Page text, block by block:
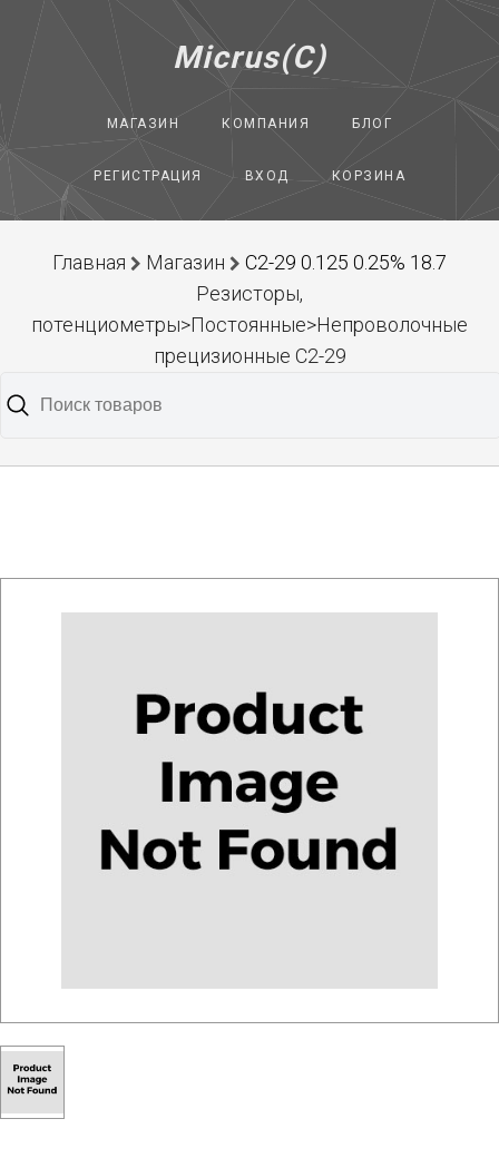
Micrus(C)
МАГАЗИН КОМПАНИЯ БЛОГ
РЕГИСТРАЦИЯ ВХОД КОРЗИНА
Главная Магазин
С2-29 0.125 0.25% 18.7
Резисторы,
потенциометры>Постоянные>Непроволочные
прецизионные С2-29